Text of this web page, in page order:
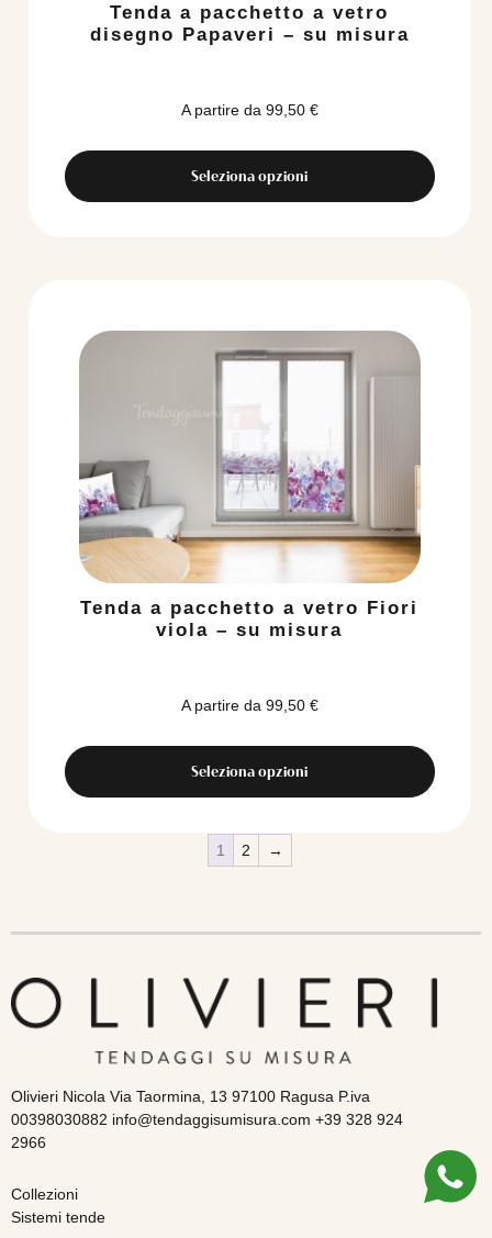
Tenda a pacchetto a vetro
disegno Papaveri – su misura
A partire da 99,50 €
Seleziona opzioni
Tenda a pacchetto a vetro Fiori
viola – su misura
A partire da 99,50 €
Seleziona opzioni
1 2 →
Olivieri Nicola Via Taormina, 13 97100 Ragusa P.iva
00398030882 info@tendaggisumisura.com +39 328 924
2966
Collezioni
Sistemi tende